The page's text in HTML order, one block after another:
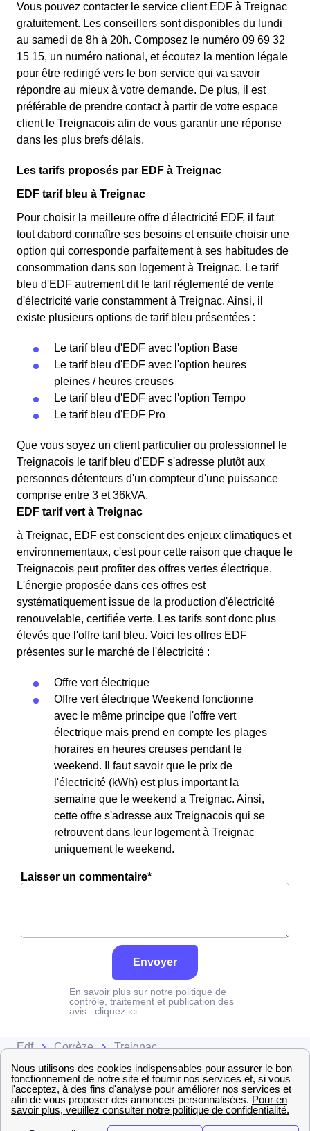
Vous pouvez contacter le service client EDF à Treignac
gratuitement. Les conseillers sont disponibles du lundi
au samedi de 8h à 20h. Composez le numéro 09 69 32
15 15, un numéro national, et écoutez la mention légale
pour être redirigé vers le bon service qui va savoir
répondre au mieux à votre demande. De plus, il est
préférable de prendre contact à partir de votre espace
client le Treignacois afin de vous garantir une réponse
dans les plus brefs délais.
Les tarifs proposés par EDF à Treignac
EDF tarif bleu à Treignac
Pour choisir la meilleure offre d'électricité EDF, il faut
tout dabord connaître ses besoins et ensuite choisir une
option qui corresponde parfaitement à ses habitudes de
consommation dans son logement à Treignac. Le tarif
bleu d'EDF autrement dit le tarif réglementé de vente
d'électricité varie constamment à Treignac. Ainsi, il
existe plusieurs options de tarif bleu présentées :
Le tarif bleu d'EDF avec l'option Base
Le tarif bleu d'EDF avec l'option heures
pleines / heures creuses
Le tarif bleu d'EDF avec l'option Tempo
Le tarif bleu d'EDF Pro
Que vous soyez un client particulier ou professionnel le
Treignacois le tarif bleu d'EDF s'adresse plutôt aux
personnes détenteurs d'un compteur d'une puissance
comprise entre 3 et 36kVA.
EDF tarif vert à Treignac
à Treignac, EDF est conscient des enjeux climatiques et
environnementaux, c'est pour cette raison que chaque le
Treignacois peut profiter des offres vertes électrique.
L'énergie proposée dans ces offres est
systématiquement issue de la production d'électricité
renouvelable, certifiée verte. Les tarifs sont donc plus
élevés que l'offre tarif bleu. Voici les offres EDF
présentes sur le marché de l'électricité :
Offre vert électrique
Offre vert électrique Weekend fonctionne
avec le même principe que l'offre vert
électrique mais prend en compte les plages
horaires en heures creuses pendant le
weekend. Il faut savoir que le prix de
l'électricité (kWh) est plus important la
semaine que le weekend a Treignac. Ainsi,
cette offre s'adresse aux Treignacois qui se
retrouvent dans leur logement à Treignac
uniquement le weekend.
Laisser un commentaire*
Envoyer
En savoir plus sur notre politique de
contrôle, traitement et publication des
avis : cliquez ici
Edf Corrèze Treignac